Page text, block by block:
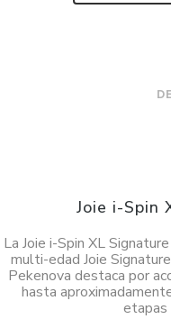
Joie i-Spin
La Joie i-Spin XL
multi-edad Joie
Pekenova destaca por
hasta
etapas